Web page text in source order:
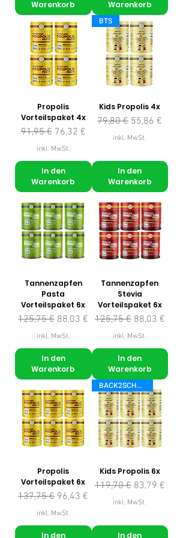
Warenkorb Warenkorb
Propolis
Vorteilspaket 4x
Standardpreis
91,95 € Sale-Preis
76,32 €
inkl. MwSt.
In den
Warenkorb
BTS
Kids Propolis 4x
Standardpreis
79,80 € Sale-Preis
55,86 €
inkl. MwSt.
In den
Warenkorb
Tannenzapfen
Pasta
Vorteilspaket 6x
Standardpreis
125,75 € Sale-Preis
88,03 €
inkl. MwSt.
In den
Warenkorb
Tannenzapfen
Stevia
Vorteilspaket 6x
Standardpreis
125,75 € Sale-Preis
88,03 €
inkl. MwSt.
In den
Warenkorb
Propolis
Vorteilspaket 6x
Standardpreis
137,75 € Sale-Preis
96,43 €
inkl. MwSt.
In den
BACK2SCHOOL
Kids Propolis 6x
Standardpreis
119,70 € Sale-Preis
83,79 €
inkl. MwSt.
In den